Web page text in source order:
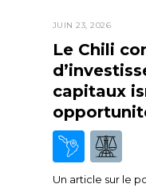
JUIN 23, 2026
Le Chili
capitaux
Un article sur le